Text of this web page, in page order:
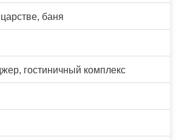
баня
гостиничный комплекс